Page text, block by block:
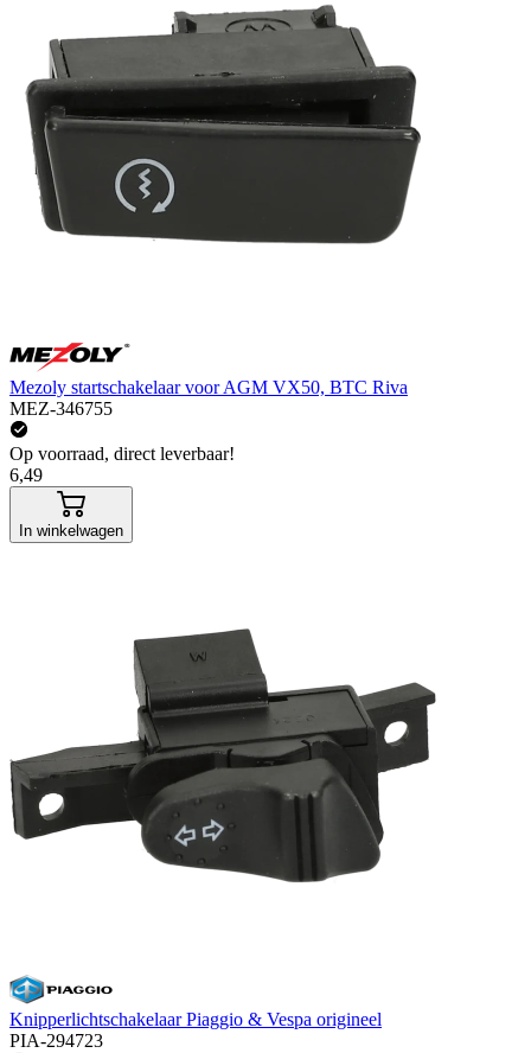
Mezoly startschakelaar voor AGM VX50, BTC Riva
MEZ-346755
Op voorraad, direct leverbaar!
6,49
In winkelwagen
Knipperlichtschakelaar Piaggio & Vespa origineel
PIA-294723